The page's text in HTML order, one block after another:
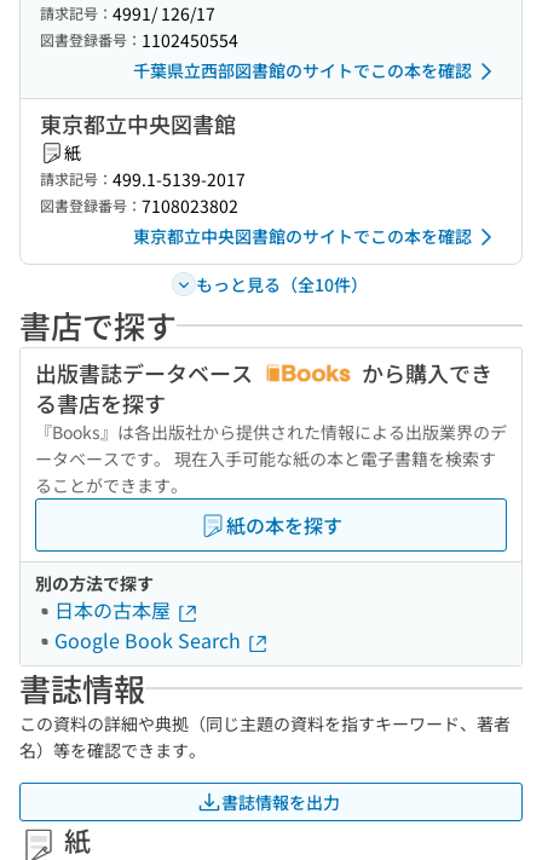
請求記号： 4991/ 126/17
図書登録番号： 1102450554
千葉県立西部図書館のサイトでこの本を確認
東京都立中央図書館
紙
請求記号： 499.1-5139-2017
図書登録番号： 7108023802
東京都立中央図書館のサイトでこの本を確認
もっと見る（全10件）
書店で探す
出版書誌データベース
から購入でき
る書店を探す
『Books』は各出版社から提供された情報による出版業界のデ
ータベースです。 現在入手可能な紙の本と電子書籍を検索す
ることができます。
紙の本を探す
別の方法で探す
日本の古本屋
Google Book Search
書誌情報
この資料の詳細や典拠（同じ主題の資料を指すキーワード、著者
名）等を確認できます。
書誌情報を出力
紙